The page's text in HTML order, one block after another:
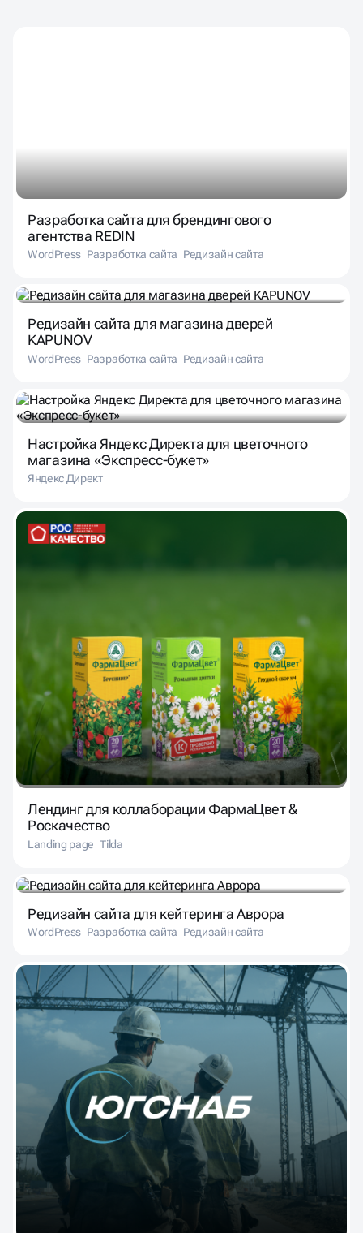
Разработка сайта для брендингового
агентства REDIN
WordPress Разработка сайта Редизайн сайта
Редизайн сайта для магазина дверей
KAPUNOV
WordPress Разработка сайта Редизайн сайта
Настройка Яндекс Директа для цветочного
магазина «Экспресс-букет»
Яндекс Директ
Лендинг для коллаборации ФармаЦвет &
Роскачество
Landing page Tilda
Редизайн сайта для кейтеринга Аврора
WordPress Разработка сайта Редизайн сайта